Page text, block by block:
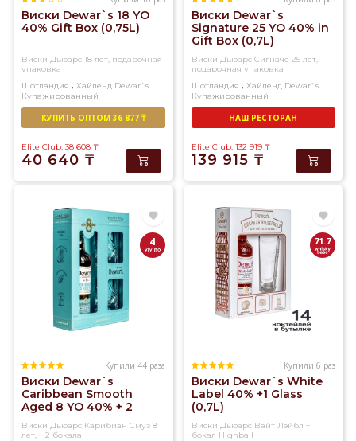
Виски Dewar`s 18 YO
40% Gift Box (0,75L)
Виски Дьюарс 18 лет, подарочная
упаковка
Шотландия , Хайленд Dewar`s
Купажированный
КУПИТЬ ОПТОМ 36 877 ₸
Elite Club: 38 608 ₸
40 640 ₸
Виски Dewar`s
Signature 25 YO 40% in
Gift Box (0,7L)
Виски Дьюарс Сигначе 25 лет,
подарочная упаковка
Шотландия , Хайленд Dewar`s
Купажированный
НАШ РЕСТОРАН
Elite Club: 132 919 ₸
139 915 ₸
4
Купили 44 раза
Виски Dewar`s
Caribbean Smooth
Aged 8 YO 40% + 2
Glass (0,7L)
Виски Дьюарс Карибиан Смуз 8
лет, + 2 бокала
71.7
Купили 6 раз
Виски Dewar`s White
Label 40% +1 Glass
(0,7L)
Виски Дьюарс Вайт Лэйбл +
бокал Highball